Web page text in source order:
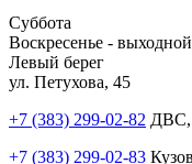
Суббота
Воскресенье - выходной
Левый берег
ул. Петухова, 45
+7 (383) 299-02-82
+7 (383) 299-02-83